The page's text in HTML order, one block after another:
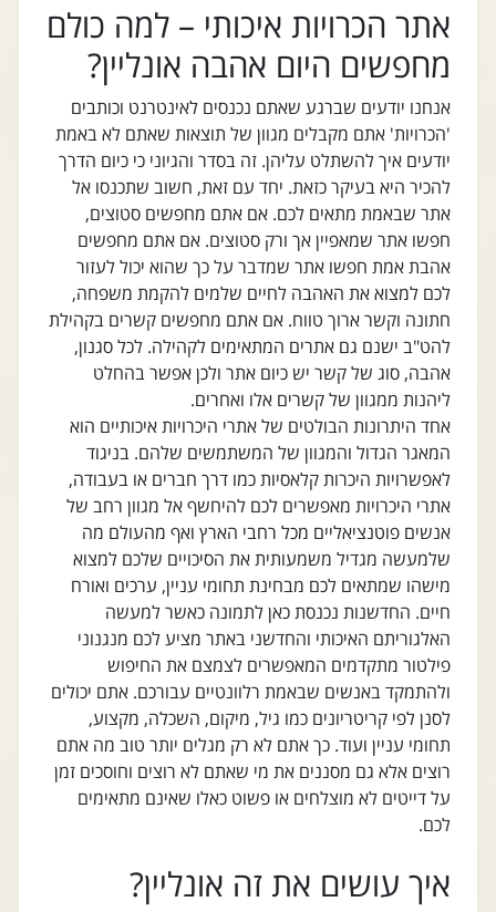
אתר הכרויות איכותי – למה כולם
מחפשים היום אהבה אונליין?
אנחנו יודעים שברגע שאתם נכנסים לאינטרנט וכותבים
'הכרויות' אתם מקבלים מגוון של תוצאות שאתם לא באמת
יודעים איך להשתלט עליהן. זה בסדר והגיוני כי כיום הדרך
להכיר היא בעיקר כזאת. יחד עם זאת, חשוב שתכנסו אל
אתר שבאמת מתאים לכם. אם אתם מחפשים סטוצים,
חפשו אתר שמאפיין אך ורק סטוצים. אם אתם מחפשים
אהבת אמת חפשו אתר שמדבר על כך שהוא יכול לעזור
לכם למצוא את האהבה לחיים שלמים להקמת משפחה,
חתונה וקשר ארוך טווח. אם אתם מחפשים קשרים בקהילת
להט"ב ישנם גם אתרים המתאימים לקהילה. לכל סגנון,
אהבה, סוג של קשר יש כיום אתר ולכן אפשר בהחלט
ליהנות ממגוון של קשרים אלו ואחרים.
אחד היתרונות הבולטים של אתרי היכרויות איכותיים הוא
המאגר הגדול והמגוון של המשתמשים שלהם. בניגוד
לאפשרויות היכרות קלאסיות כמו דרך חברים או בעבודה,
אתרי היכרויות מאפשרים לכם להיחשף אל מגוון רחב של
אנשים פוטנציאליים מכל רחבי הארץ ואף מהעולם מה
שלמעשה מגדיל משמעותית את הסיכויים שלכם למצוא
מישהו שמתאים לכם מבחינת תחומי עניין, ערכים ואורח
חיים. החדשנות נכנסת כאן לתמונה כאשר למעשה
האלגוריתם האיכותי והחדשני באתר מציע לכם מנגנוני
פילטור מתקדמים המאפשרים לצמצם את החיפוש
ולהתמקד באנשים שבאמת רלוונטיים עבורכם. אתם יכולים
לסנן לפי קריטריונים כמו גיל, מיקום, השכלה, מקצוע,
תחומי עניין ועוד. כך אתם לא רק מגלים יותר טוב מה אתם
רוצים אלא גם מסננים את מי שאתם לא רוצים וחוסכים זמן
על דייטים לא מוצלחים או פשוט כאלו שאינם מתאימים
לכם.
איך עושים את זה אונליין?